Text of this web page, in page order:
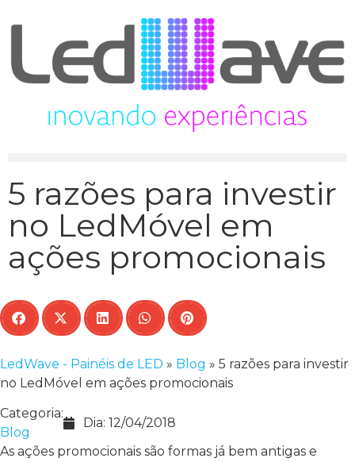
5 razões para investir
no LedMóvel em
ações promocionais
LedWave - Painéis de LED » Blog » 5 razões para investir
no LedMóvel em ações promocionais
Categoria:
Blog
Dia: 12/04/2018
As ações promocionais são formas já bem antigas e